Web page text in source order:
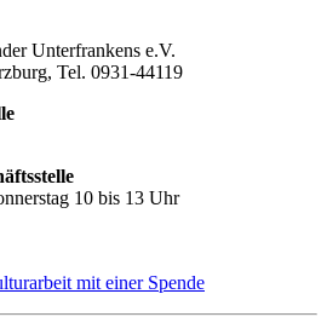
Unterfrankens e.V.
Tel. 0931-44119
10 bis 13 Uhr
mit einer Spende